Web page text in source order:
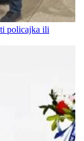
policajka ili